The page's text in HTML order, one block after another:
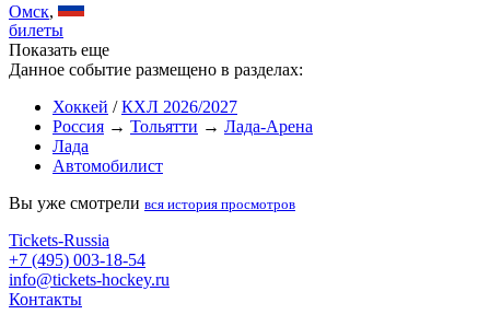
Омск,
билеты
Показать еще
Данное событие размещено в разделах:
Хоккей /КХЛ 2026/2027
Россия → Тольятти → Лада-Арена
Лада
Автомобилист
Вы уже смотрели вся история просмотров
Tickets-Russia
+7 (495) 003-18-54
info@tickets-hockey.ru
Контакты